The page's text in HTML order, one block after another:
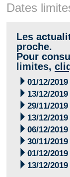
Dates
Les
proche.
Pour
limites,
 01/12/2019
 13/12/2019
 29/11/2019
 13/12/2019
 06/12/2019
 30/11/2019
 01/12/2019
 13/12/2019